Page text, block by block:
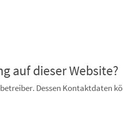
auf dieser Website?
Dessen Kontaktdaten